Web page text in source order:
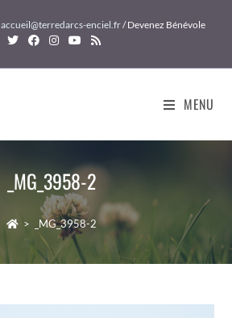
accueil@terredarcs-enciel.fr/ Devenez Bénévole
MENU
_MG_3958-2
> _MG_3958-2